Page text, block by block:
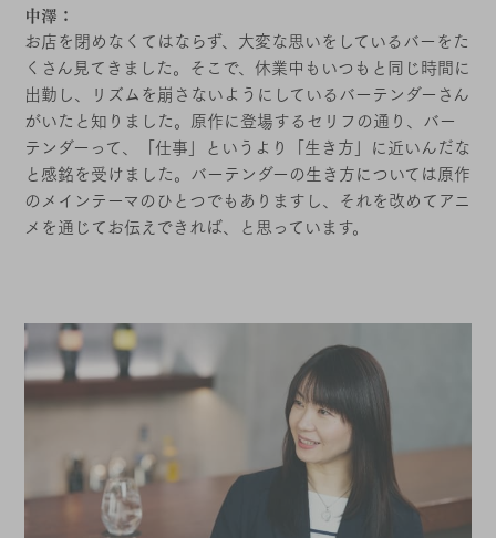
中澤：
お店を閉めなくてはならず、大変な思いをしているバーをた
くさん見てきました。そこで、休業中もいつもと同じ時間に
出勤し、リズムを崩さないようにしているバーテンダーさん
がいたと知りました。原作に登場するセリフの通り、バー
テンダーって、「仕事」というより「生き方」に近いんだな
と感銘を受けました。バーテンダーの生き方については原作
のメインテーマのひとつでもありますし、それを改めてアニ
メを通じてお伝えできれば、と思っています。